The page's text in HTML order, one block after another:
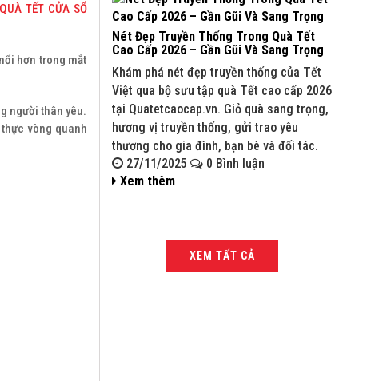
TẾT CỬA SỔ
hơn trong mắt
người thân yêu.
vòng quanh
Nét Đẹp Truyền Thống Trong Quà Tết
Cao Cấp 2026 – Gần Gũi Và Sang Trọng
Khám phá nét đẹp truyền thống của Tết
Việt qua bộ sưu tập quà Tết cao cấp 2026
tại Quatetcaocap.vn. Giỏ quà sang trọng,
hương vị truyền thống, gửi trao yêu
thương cho gia đình, bạn bè và đối tác.
27/11/2025
0 Bình luận
Xem thêm
XEM TẤT CẢ